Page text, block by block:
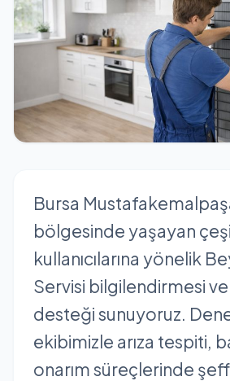
Bursa
bölgesinde yaşayan
kullanıcılarına yönelik
Servisi bilgilendirmesi
desteği sunuyoruz.
ekibimizle arıza tespiti,
onarım süreçlerinde